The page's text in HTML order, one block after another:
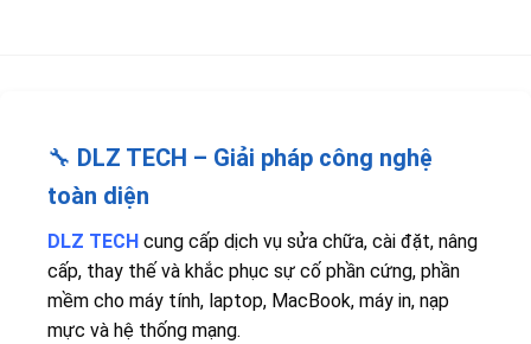
🔧 DLZ TECH – Giải pháp công nghệ
toàn diện
DLZ TECH cung cấp dịch vụ sửa chữa, cài đặt, nâng
cấp, thay thế và khắc phục sự cố phần cứng, phần
mềm cho máy tính, laptop, MacBook, máy in, nạp
mực và hệ thống mạng.